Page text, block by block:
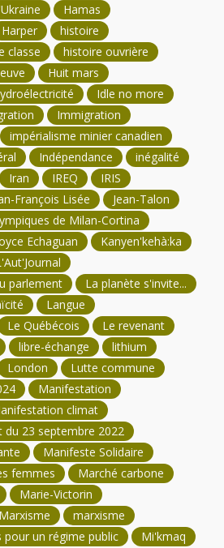
Hamas
Harper
histoire
classe
histoire ouvrière
Huit mars
Idle no more
Immigration
impérialisme minier canadien
Indépendance
inégalité
Iran IREQ
IRIS
François Lisée
Jean-Talon
de Milan-Cortina
Echaguan
Kanyen'kehà:ka
parlement
La planète s'invite...
Langue
Le Québécois
Le revenant
libre-échange
lithium
London
Lutte commune
Manifestation
climat
23 septembre 2022
Manifeste Solidaire
femmes
Marché carbone
Marie-Victorin
Marxisme
marxisme
pour un régime public
Mi'kmaq